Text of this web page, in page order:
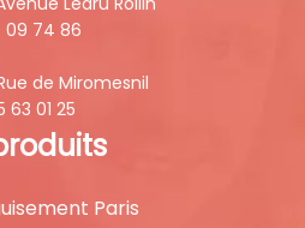
09 74 86
de Miromesnil
63 01 25
Paris